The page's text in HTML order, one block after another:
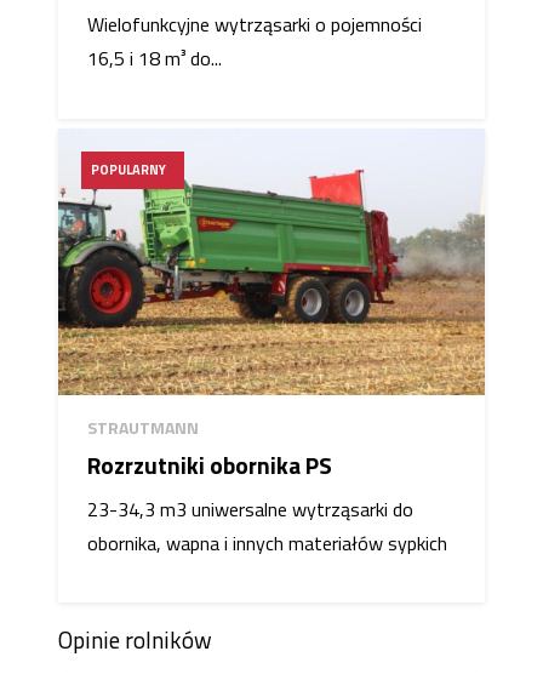
Wielofunkcyjne wytrząsarki o pojemności
16,5 i 18 m³ do...
POPULARNY
STRAUTMANN
Rozrzutniki obornika PS
23-34,3 m3 uniwersalne wytrząsarki do
obornika, wapna i innych materiałów sypkich
Opinie rolników